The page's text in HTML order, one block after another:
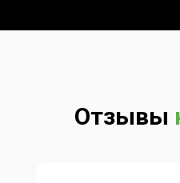
Отзывы